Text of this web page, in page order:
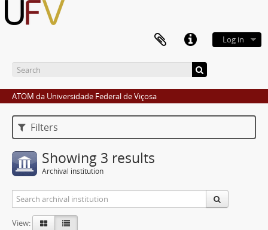
Log in
ATOM da Universidade Federal de Viçosa
Filters
Showing 3 results
Archival institution
View: